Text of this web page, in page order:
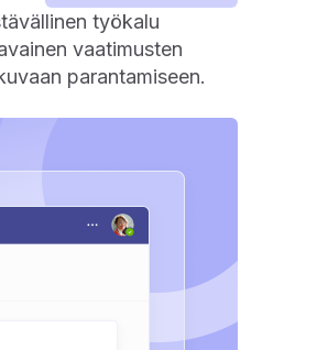
työkalu
vaatimusten
parantamiseen.